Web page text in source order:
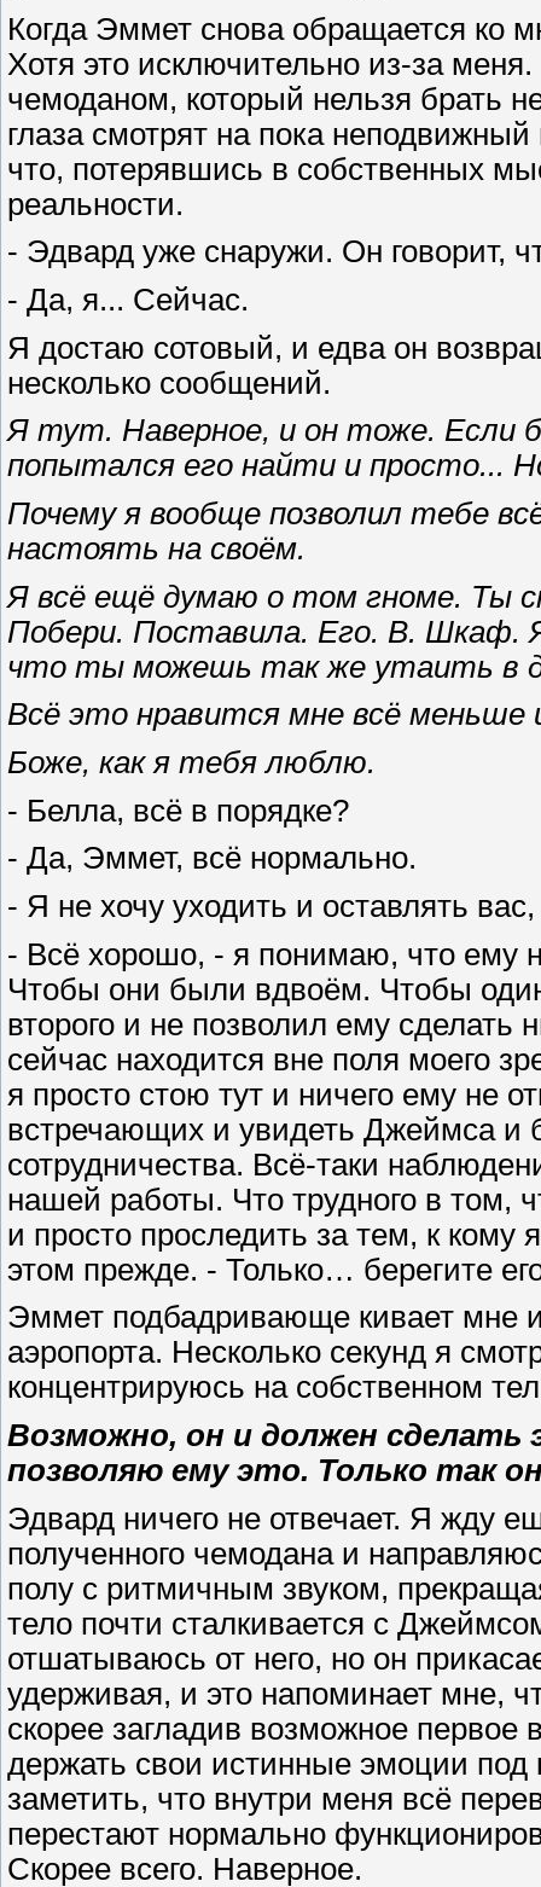
Когда Эммет снова обращается ко
Хотя это исключительно из-за
чемоданом, который нельзя брать
глаза смотрят на пока
что, потерявшись в собственных
реальности.
- Эдвард уже снаружи. Он говорит,
- Да, я... Сейчас.
Я достаю сотовый, и едва он
несколько сообщений.
Я тут. Наверное, и он тоже. Если
попытался его найти и просто...
Почему я вообще позволил тебе
настоять на своём.
Я всё ещё думаю о том гноме. Ты
Побери. Поставила. Его. В. Шкаф.
что ты можешь так же утаить в
Всё это нравится мне всё
Боже, как я тебя люблю.
- Белла, всё в порядке?
- Да, Эммет, всё нормально.
- Я не хочу уходить и оставлять
- Всё хорошо, - я понимаю, что ему
Чтобы они были вдвоём. Чтобы
второго и не позволил ему сделать
сейчас находится вне поля моего
я просто стою тут и ничего ему не
встречающих и увидеть Джеймса и
сотрудничества. Всё-таки
нашей работы. Что трудного в том,
и просто проследить за тем, к
этом прежде. - Только… берегите
Эммет подбадривающе кивает мне
аэропорта. Несколько секунд я
концентрируюсь на собственном
Возможно, он и должен
позволяю ему это. Только так
Эдвард ничего не отвечает. Я жду
полученного чемодана и
полу с ритмичным звуком,
тело почти сталкивается с
отшатываюсь от него, но он
удерживая, и это напоминает мне,
скорее загладив возможное
держать свои истинные эмоции под
заметить, что внутри меня всё
перестают нормально
Скорее всего. Наверное.